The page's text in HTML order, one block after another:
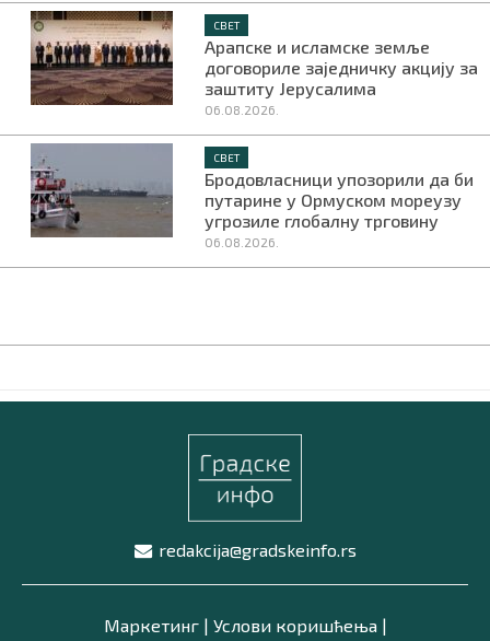
СВЕТ
Арапске и исламске земље
договориле заједничку акцију за
заштиту Јерусалима
06.08.2026.
СВЕТ
Бродовласници упозорили да би
путарине у Ормуском мореузу
угрозиле глобалну трговину
06.08.2026.
redakcija@gradskeinfo.rs
Маркетинг| Услови коришћења|